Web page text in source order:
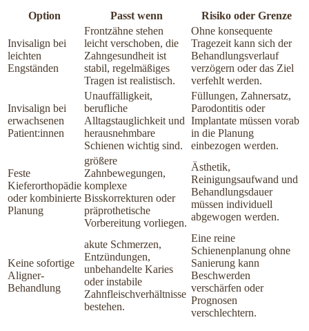
Option Passt wenn Risiko oder Grenze
Invisalign bei
leichten
Engständen
Frontzähne stehen
leicht verschoben, die
Zahngesundheit ist
stabil, regelmäßiges
Tragen ist realistisch.
Ohne konsequente
Tragezeit kann sich der
Behandlungsverlauf
verzögern oder das Ziel
verfehlt werden.
Invisalign bei
erwachsenen
Patient:innen
Unauffälligkeit,
berufliche
Alltagstauglichkeit und
herausnehmbare
Schienen wichtig sind.
Füllungen, Zahnersatz,
Parodontitis oder
Implantate müssen vorab
in die Planung
einbezogen werden.
Feste
Kieferorthopädie
oder kombinierte
Planung
größere
Zahnbewegungen,
komplexe
Bisskorrekturen oder
präprothetische
Vorbereitung vorliegen.
Ästhetik,
Reinigungsaufwand und
Behandlungsdauer
müssen individuell
abgewogen werden.
Keine sofortige
Aligner-
Behandlung
akute Schmerzen,
Entzündungen,
unbehandelte Karies
oder instabile
Zahnfleischverhältnisse
bestehen.
Eine reine
Schienenplanung ohne
Sanierung kann
Beschwerden
verschärfen oder
Prognosen
verschlechtern.